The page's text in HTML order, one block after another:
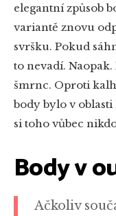
elegantní způsob
variantě znovu
svršku. Pokud
to nevadí.
šmrnc. Oproti
body bylo v
si toho vůbec
Body v
Ačkoliv